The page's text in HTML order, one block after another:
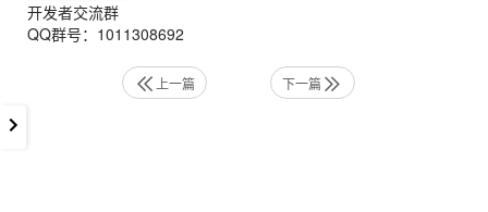
开发者交流群
QQ群号：1011308692
上一篇 下一篇